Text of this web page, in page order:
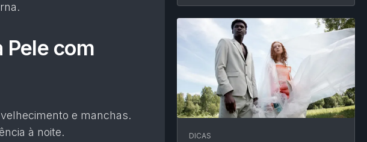
Pele com
e manchas.
à noite.
DICAS